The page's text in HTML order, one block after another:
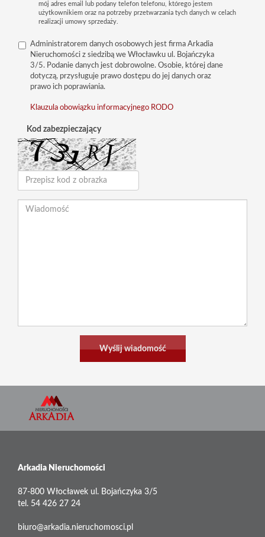
mój adres email lub podany telefon telefonu, którego jestem
użytkownikiem oraz na potrzeby przetwarzania tych danych w celach
realizacji umowy sprzedaży.
Administratorem danych osobowych jest firma Arkadia
Nieruchomości z siedzibą we Włocławku ul. Bojańczyka
3/5. Podanie danych jest dobrowolne. Osobie, której dane
dotyczą, przysługuje prawo dostępu do jej danych oraz
prawo ich poprawiania.
Klauzula obowiązku informacyjnego RODO
Kod zabezpieczający
Arkadia Nieruchomości
87-800 Włocławek ul. Bojańczyka 3/5
tel. 54 426 27 24
biuro@arkadia.nieruchomosci.pl